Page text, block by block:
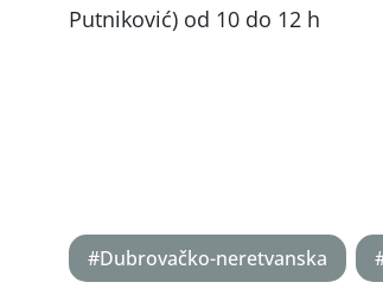
Putniković) od 10 do 12 h
#Dubrovačko-neretvanska